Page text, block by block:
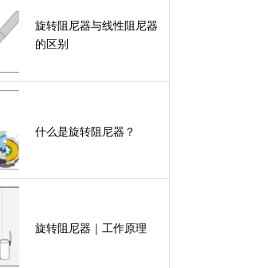
旋转阻尼器与线性阻尼器
的区别
什么是旋转阻尼器？
旋转阻尼器｜工作原理